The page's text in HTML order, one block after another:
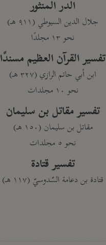
الدر المنثور
جلال الدين السيوطي (٩١١ هـ)
نحو ١٣ مجلدًا
تفسير القرآن العظيم مسندًا
ابن أبي حاتم الرازي (٣٢٧ هـ)
نحو ١٠ مجلدات
تفسير مقاتل بن سليمان
مقاتل بن سليمان (١٥٠ هـ)
نحو ٥ مجلدات
تفسير قتادة
قتادة بن دعامة السّدوسيّ (١١٧ هـ)